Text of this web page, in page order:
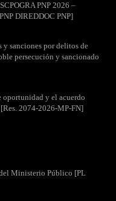
PNP 2026 –
DIREDDOC PNP]
y sanciones por delitos de
persecución y sancionado
y el acuerdo
2074-2026-MP-FN]
Ministerio Público [PL